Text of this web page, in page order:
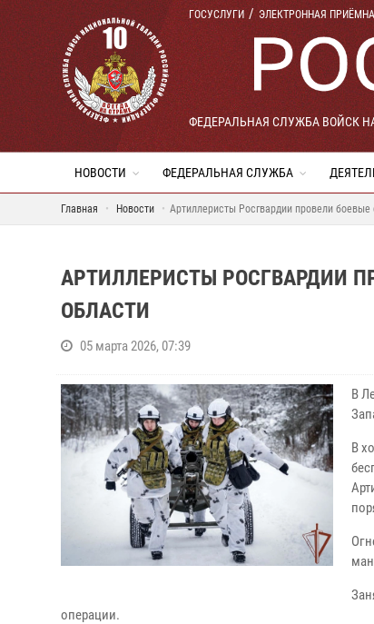
ГОСУСЛУГИ ЭЛЕКТРОННАЯ
ФЕДЕРАЛЬНАЯ СЛУЖБА ВОЙСК
НОВОСТИ ФЕДЕРАЛЬНАЯ СЛУЖБА
Главная Новости Артиллеристы Росгвардии провели
АРТИЛЛЕРИСТЫ РОСГВАРДИИ
ОБЛАСТИ
05 марта 2026, 07:39
В
В
операции.